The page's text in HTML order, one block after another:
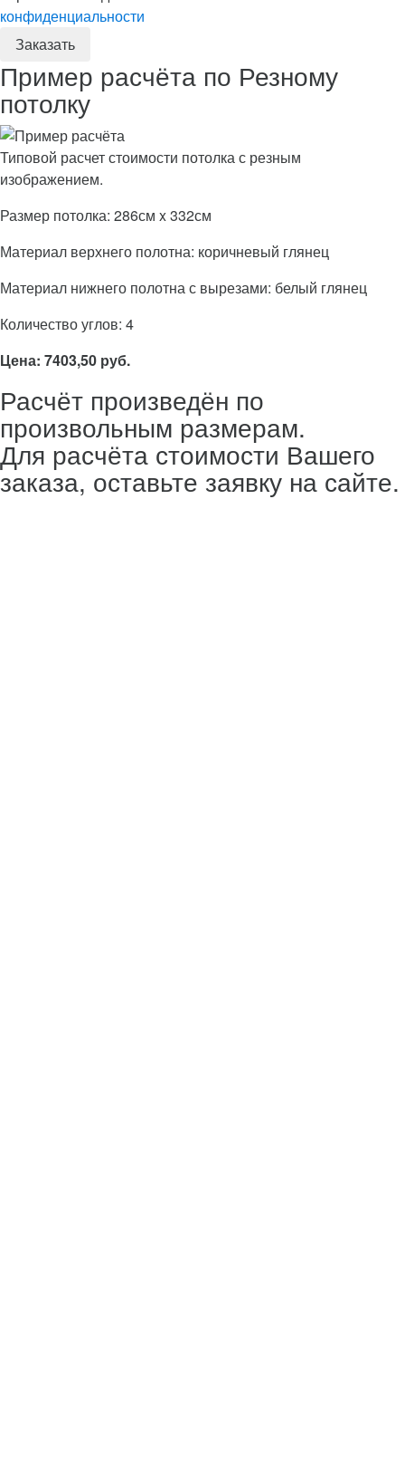
конфиденциальности
Пример расчёта по Резному
потолку
Типовой расчет стоимости потолка с резным
изображением.
Размер потолка: 286см x 332см
Материал верхнего полотна: коричневый глянец
Материал нижнего полотна с вырезами: белый глянец
Количество углов: 4
Цена: 7403,50 руб.
Расчёт произведён по
произвольным размерам.
Для расчёта стоимости Вашего
заказа, оставьте заявку на сайте.